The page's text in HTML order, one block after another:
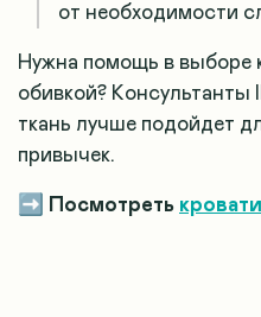
от необходимости
Нужна помощь в выборе
обивкой? Консультанты
ткань лучше подойдет
привычек.
➡️ Посмотреть